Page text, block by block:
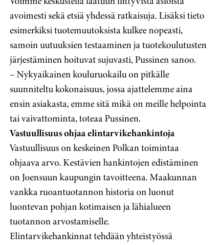
avoimesti sekä etsiä yhdessä ratkaisuja. Lisäksi tieto
esimerkiksi tuotemuutoksista kulkee nopeasti,
samoin uutuuksien testaaminen ja tuotekoulutusten
järjestäminen hoituvat sujuvasti, Pussinen sanoo.
– Nykyaikainen kouluruokailu on pitkälle
suunniteltu kokonaisuus, jossa ajattelemme aina
ensin asiakasta, emme sitä mikä on meille helpointa
tai vaivattominta, toteaa Pussinen.
Vastuullisuus ohjaa elintarvikehankintoja
Vastuullisuus on keskeinen Polkan toimintaa
ohjaava arvo. Kestävien hankintojen edistäminen
on Joensuun kaupungin tavoitteena. Maakunnan
vankka ruoantuotannon historia on luonut
luontevan pohjan kotimaisen ja lähialueen
tuotannon arvostamiselle.
Elintarvikehankinnat tehdään yhteistyössä